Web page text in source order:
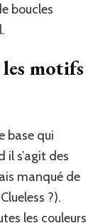
boucles
les motifs
base qui
s’agit des
manqué de
?).
les couleurs